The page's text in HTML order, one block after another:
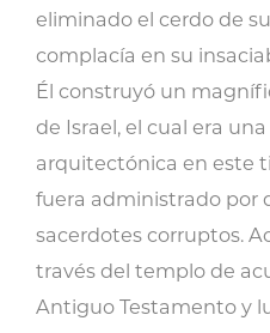
eliminado el cerdo de
complacía en su
Él construyó un
de Israel, el cual era
arquitectónica en este
fuera administrado por
sacerdotes corruptos.
través del templo de
Antiguo Testamento y